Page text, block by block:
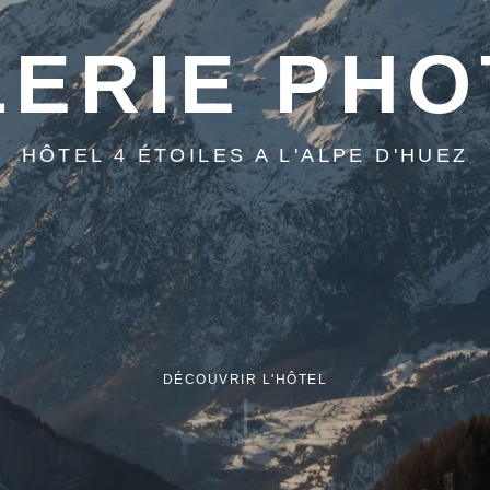
HÔTEL 4 ÉTOILES A L'ALPE D'HUEZ
DÉCOUVRIR L'HÔTEL